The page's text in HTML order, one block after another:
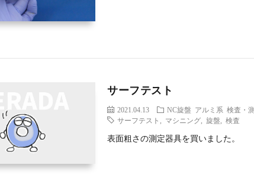
サーフテスト
2021.04.13 NC旋盤 アルミ系
検査・
サーフテスト
マシニング ,旋盤 ,検査
表面粗さの測定器具を買いました。